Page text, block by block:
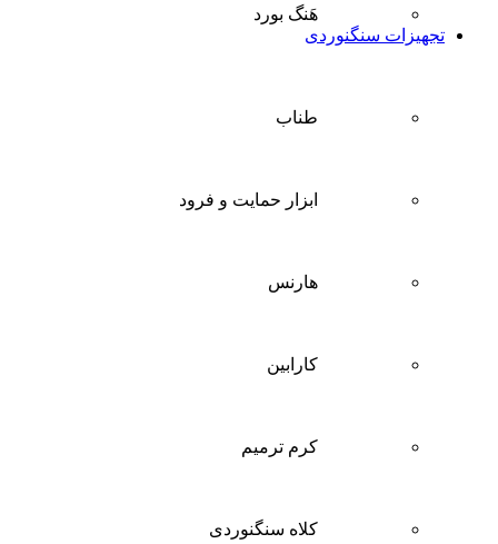
هَنگ بورد
تجهیزات سنگنوردی
طناب
ابزار حمایت و فرود
هارنس
کارابین
کرم ترمیم
کلاه سنگنوردی